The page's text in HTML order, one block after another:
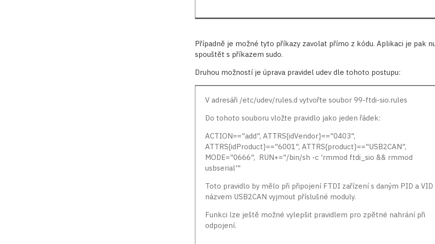
Případně je možné tyto příkazy zavolat přímo z kódu. Aplikaci je pak
spouštět s příkazem sudo.
Druhou možností je úprava pravidel udev dle tohoto postupu:
V adresáři /etc/udev/rules.d vytvořte soubor 99-ftdi-sio.rules
Do tohoto souboru vložte pravidlo jako jeden řádek:
ACTION=="add", ATTRS{idVendor}=="0403",
ATTRS{idProduct}=="6001", ATTRS{product}=="USB2CAN",
MODE="0666", RUN+="/bin/sh -c 'rmmod ftdi_sio && rmmod
usbserial'"
Toto pravidlo by mělo při připojení FTDI zařízení s daným PID a VID
názvem USB2CAN vyjmout příslušné moduly.
Funkci lze ještě možné vylepšit pravidlem pro zpětné nahrání při
odpojení.